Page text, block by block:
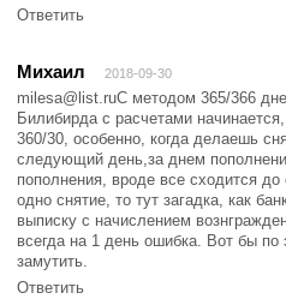
Ответить
Михаил 2018-09-30
milesa@list.ruС методом 365/366
Билибирда с расчетами
360/30, особенно, когда делаешь
следующий день,за днем
пополнения, вроде все сходится до
одно снятие, то тут загадка, как
выписку с начислением
всегда на 1 день ошибка. Вот бы по
замутить.
Ответить